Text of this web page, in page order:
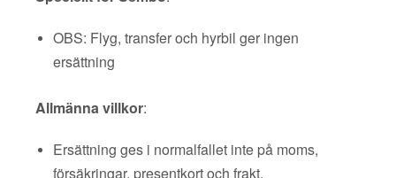
OBS: Flyg, transfer och hyrbil ger ingen
ersättning
Allmänna villkor:
Ersättning ges i normalfallet inte på moms,
försäkringar, presentkort och frakt.